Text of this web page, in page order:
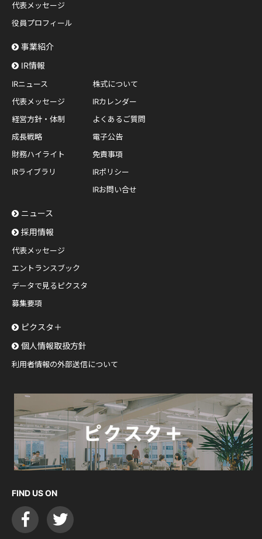
代表メッセージ
役員プロフィール
事業紹介
IR情報
IRニュース
代表メッセージ
経営方針・体制
成長戦略
財務ハイライト
IRライブラリ
株式について
IRカレンダー
よくあるご質問
電子公告
免責事項
IRポリシー
IRお問い合せ
ニュース
採用情報
代表メッセージ
エントランスブック
データで見るピクスタ
募集要項
ピクスタ＋
個人情報取扱方針
利用者情報の外部送信について
FIND US ON